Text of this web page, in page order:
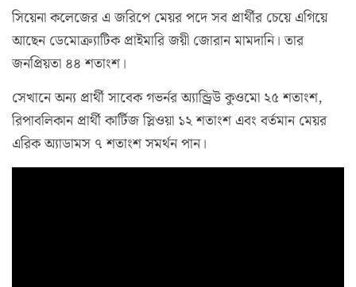
সিয়েনা কলেজের এ জরিপে মেয়র পদে সব প্রার্থীর চেয়ে এগিয়ে
আছেন ডেমোক্র্যাটিক প্রাইমারি জয়ী জোরান মামদানি। তার
জনপ্রিয়তা ৪৪ শতাংশ।
সেখানে অন্য প্রার্থী সাবেক গভর্নর অ্যান্ড্রিউ কুওমো ২৫ শতাংশ,
রিপাবলিকান প্রার্থী কার্টিজ স্লিওয়া ১২ শতাংশ এবং বর্তমান মেয়র
এরিক অ্যাডামস ৭ শতাংশ সমর্থন পান।